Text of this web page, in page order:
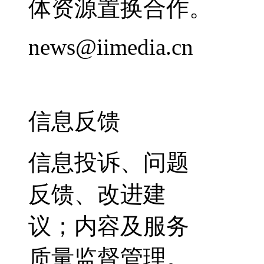
体资源置换合作。
news@iimedia.cn
信息反馈
信息投诉、问题
反馈、改进建
议；内容及服务
质量监督管理。